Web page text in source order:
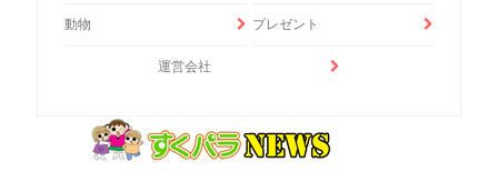
動物 プレゼント
運営会社